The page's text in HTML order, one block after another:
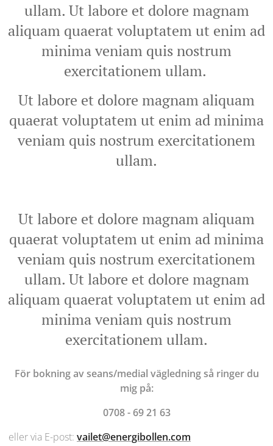
ullam. Ut labore et dolore magnam
aliquam quaerat voluptatem ut enim ad
minima veniam quis nostrum
exercitationem ullam.
Ut labore et dolore magnam aliquam
quaerat voluptatem ut enim ad minima
veniam quis nostrum exercitationem
ullam.
Ut labore et dolore magnam aliquam
quaerat voluptatem ut enim ad minima
veniam quis nostrum exercitationem
ullam. Ut labore et dolore magnam
aliquam quaerat voluptatem ut enim ad
minima veniam quis nostrum
exercitationem ullam.
För bokning av seans/medial vägledning så ringer du
mig på:
0708 - 69 21 63
eller via E-post: vailet@energibollen.com